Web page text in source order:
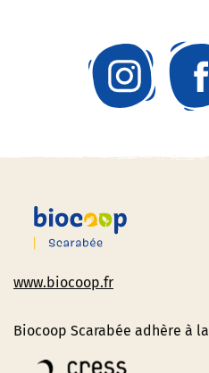
www.biocoop.fr
Biocoop Scarabée adhère à la